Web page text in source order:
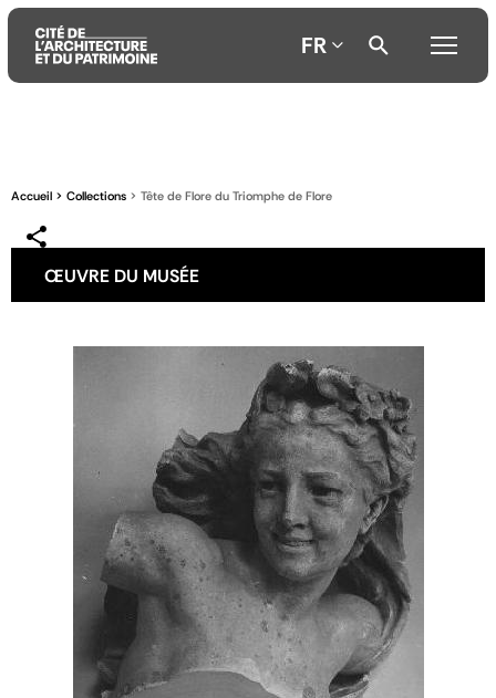
contenu
menu
la
FR
Accueil Collections Tête de Flore du Triomphe de Flore
ŒUVRE DU MUSÉE